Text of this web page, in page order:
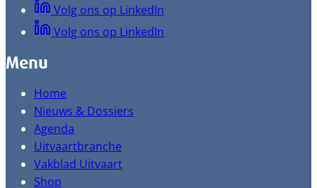
Volg ons op LinkedIn
Volg ons op LinkedIn
Menu
Home
Nieuws & Dossiers
Agenda
Uitvaartbranche
Vakblad Uitvaart
Shop